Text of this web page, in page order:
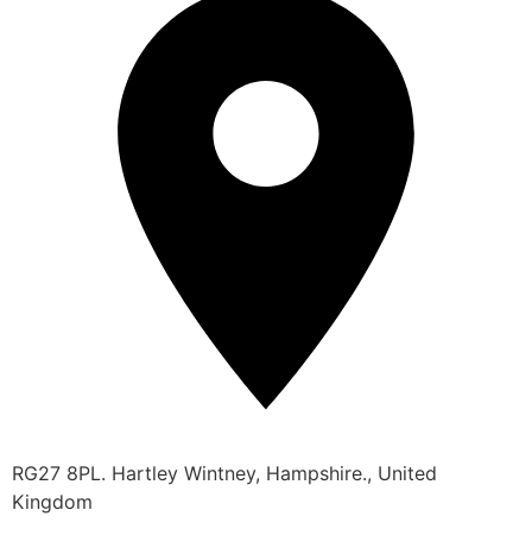
RG27 8PL. Hartley Wintney, Hampshire., United
Kingdom